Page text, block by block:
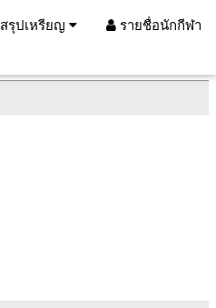
สรุปเหรียญ รายชื่อนักกีฬา